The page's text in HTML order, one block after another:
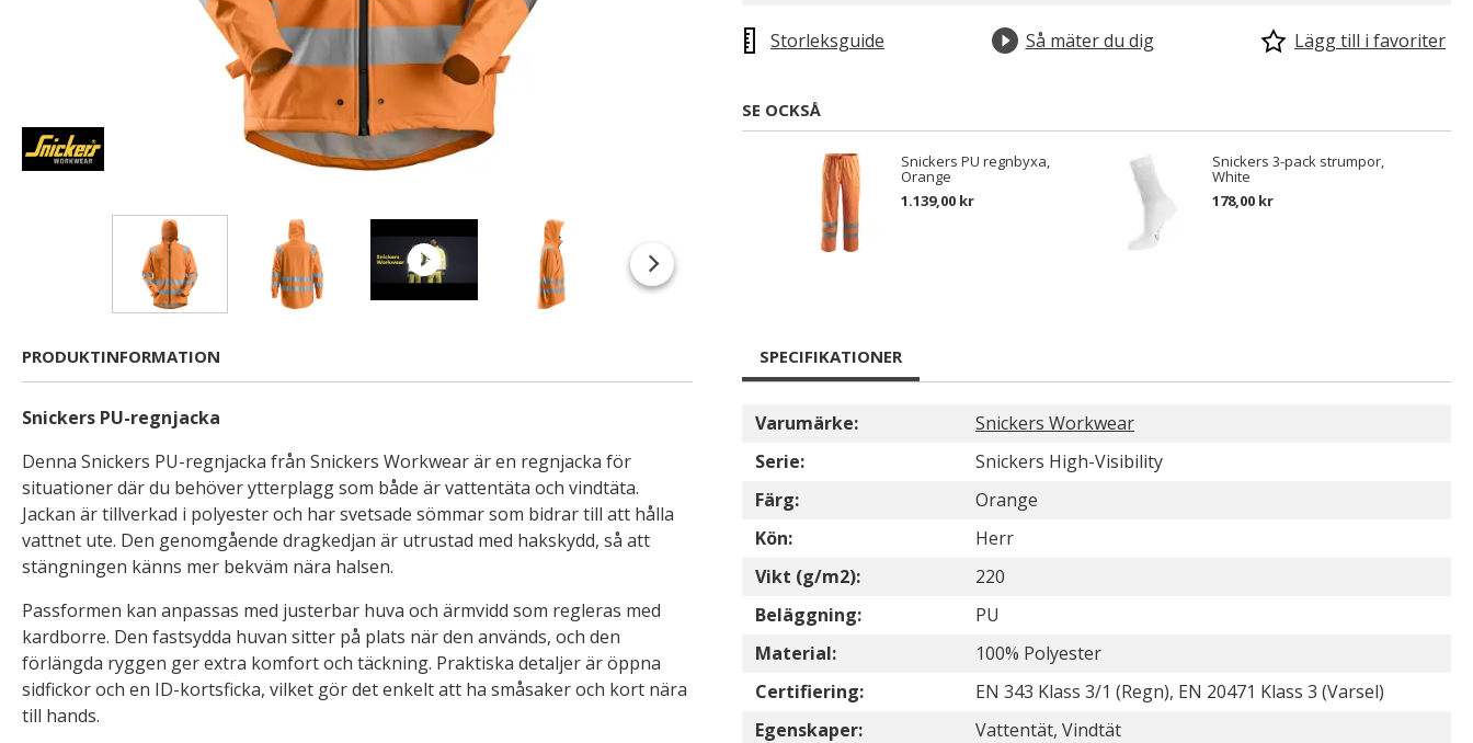
Storleksguide Så mäter du dig Lägg till i favoriter
SE OCKSÅ
Snickers PU regnbyxa,
Orange
1.139,00 kr
Snickers 3-pack strumpor,
White
178,00 kr
PRODUKTINFORMATION
Snickers PU-regnjacka
Denna Snickers PU-regnjacka från Snickers Workwear är en regnjacka för
situationer där du behöver ytterplagg som både är vattentäta och vindtäta.
Jackan är tillverkad i polyester och har svetsade sömmar som bidrar till att hålla
vattnet ute. Den genomgående dragkedjan är utrustad med hakskydd, så att
stängningen känns mer bekväm nära halsen.
Passformen kan anpassas med justerbar huva och ärmvidd som regleras med
kardborre. Den fastsydda huvan sitter på plats när den används, och den
förlängda ryggen ger extra komfort och täckning. Praktiska detaljer är öppna
sidfickor och en ID-kortsficka, vilket gör det enkelt att ha småsaker och kort nära
till hands.
SPECIFIKATIONER
Varumärke:
Snickers Workwear
Serie:
Snickers High-Visibility
Färg:
Orange
Kön:
Herr
Vikt (g/m2):
220
Beläggning:
PU
Material:
100% Polyester
Certifiering:
EN 343 Klass 3/1 (Regn), EN 20471 Klass 3 (Varsel)
Egenskaper:
Vattentät, Vindtät